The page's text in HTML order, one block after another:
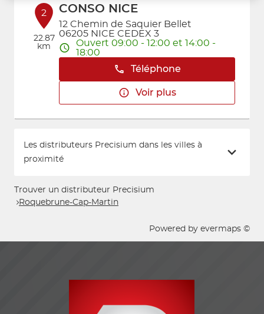
2
22.87
km
CONSO NICE
12 Chemin de Saquier Bellet
06205 NICE CEDEX 3
Ouvert 09:00 - 12:00 et 14:00 -
18:00
Téléphone
Voir plus
Les distributeurs Precisium dans les villes à
proximité
Trouver un distributeur Precisium
Roquebrune-Cap-Martin
Powered by evermaps ©